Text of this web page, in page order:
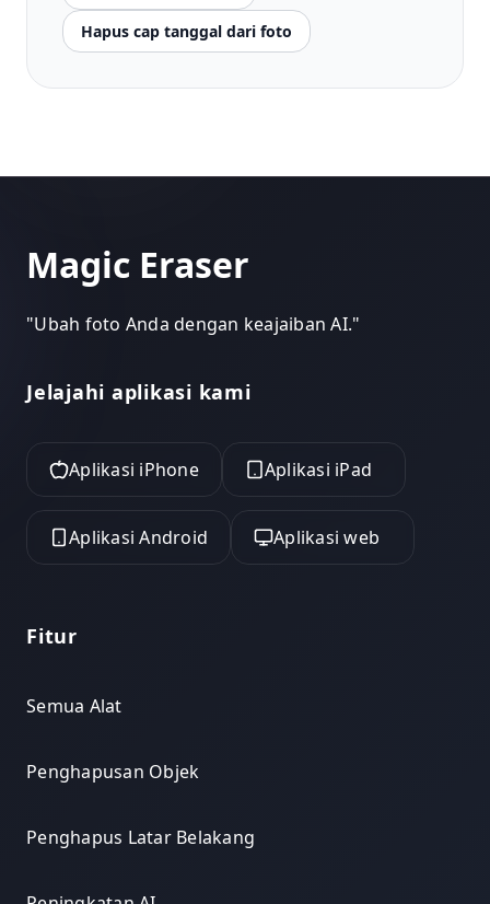
Hapus cap tanggal dari foto
Magic Eraser
"Ubah foto Anda dengan keajaiban AI."
Jelajahi aplikasi kami
Aplikasi iPhone Aplikasi iPad
Aplikasi Android Aplikasi web
Fitur
Semua Alat
Penghapusan Objek
Penghapus Latar Belakang